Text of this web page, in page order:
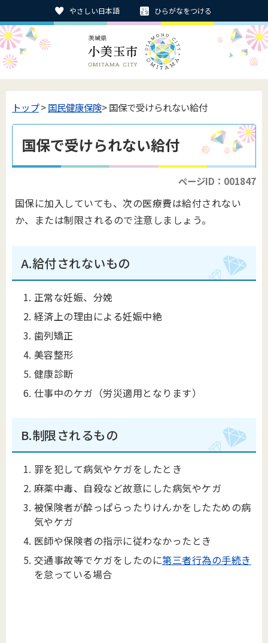
やさしい日本語 ひらがなをつける
トップ>国民健康保険> 国保で受けられない給付
国保で受けられない給付
ページID：001847
国保に加入していても、次の医療費は給付されない
か、または制限されるので注意しましょう。
A.給付されないもの
正常な妊娠、分娩
経済上の理由による妊娠中絶
歯列矯正
美容整形
健康診断
仕事中のケガ（労災適用となります）
B.制限されるもの
罪を犯して病気やケガをしたとき
麻薬中毒、自殺など故意にした病気やケガ
被保険者が酔っぱらったりけんかをしたための病
気やケガ
医師や保険者の指示に従わなかったとき
交通事故等でケガをしたのに第三者行為の手続き
を怠っている場合